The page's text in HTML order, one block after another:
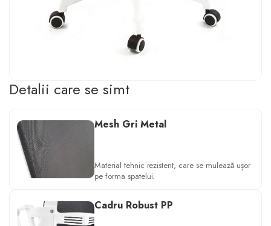
Detalii care se simt
Mesh Gri Metal
Material tehnic rezistent, care se mulează ușor
pe forma spatelui.
Cadru Robust PP